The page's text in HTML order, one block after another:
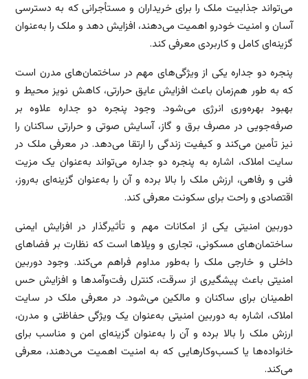
می‌تواند جذابیت ملک را برای خریداران و مستأجرانی که به دسترسی
آسان و امنیت خودرو اهمیت می‌دهند، افزایش دهد و ملک را به‌عنوان
گزینه‌ای کامل و کاربردی معرفی کند.
پنجره دو جداره یکی از ویژگی‌های مهم در ساختمان‌های مدرن است
که به طور هم‌زمان باعث افزایش عایق حرارتی، کاهش نویز محیط و
بهبود بهره‌وری انرژی می‌شود. وجود پنجره دو جداره علاوه بر
صرفه‌جویی در مصرف برق و گاز، آسایش صوتی و حرارتی ساکنان را
نیز تأمین می‌کند و کیفیت زندگی را ارتقا می‌دهد. در معرفی ملک در
سایت املاک، اشاره به پنجره دو جداره می‌تواند به‌عنوان یک مزیت
فنی و رفاهی، ارزش ملک را بالا برده و آن را به‌عنوان گزینه‌ای به‌روز،
اقتصادی و راحت برای سکونت معرفی کند.
دوربین امنیتی یکی از امکانات مهم و تأثیرگذار در افزایش ایمنی
ساختمان‌های مسکونی، تجاری و ویلاها است که نظارت بر فضاهای
داخلی و خارجی ملک را به‌طور مداوم فراهم می‌کند. وجود دوربین
امنیتی باعث پیشگیری از سرقت، کنترل رفت‌وآمدها و افزایش حس
اطمینان برای ساکنان و مالکین می‌شود. در معرفی ملک در سایت
املاک، اشاره به دوربین امنیتی به‌عنوان یک ویژگی حفاظتی و مدرن،
ارزش ملک را بالا برده و آن را به‌عنوان گزینه‌ای امن و مناسب برای
خانواده‌ها یا کسب‌وکارهایی که به امنیت اهمیت می‌دهند، معرفی
می‌کند.